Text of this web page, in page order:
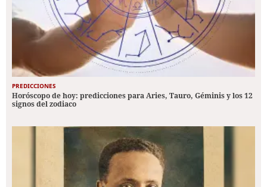
PREDICCIONES
Horóscopo de hoy: predicciones para Aries, Tauro, Géminis y los 12
signos del zodiaco